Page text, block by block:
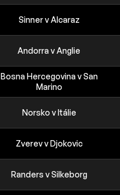
Sinner v Alcaraz
Andorra v Anglie
Bosna Hercegovina v San
Marino
Norsko v Itálie
Zverev v Djokovic
Randers v Silkeborg